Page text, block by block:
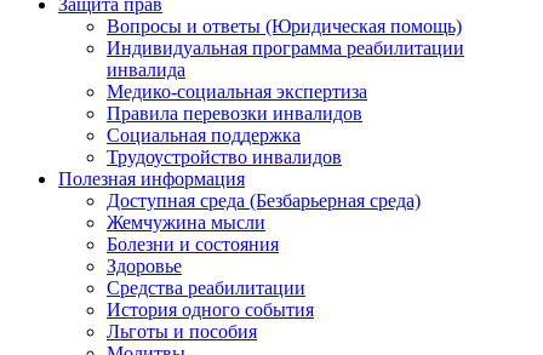
Защита прав
Вопросы и ответы (Юридическая помощь)
Индивидуальная программа реабилитации
инвалида
Медико-социальная экспертиза
Правила перевозки инвалидов
Социальная поддержка
Трудоустройство инвалидов
Полезная информация
Доступная среда (Безбарьерная среда)
Жемчужина мысли
Болезни и состояния
Здоровье
Средства реабилитации
История одного события
Льготы и пособия